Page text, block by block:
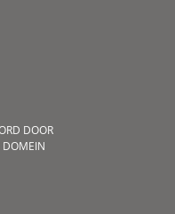
DOOR
DOMEIN